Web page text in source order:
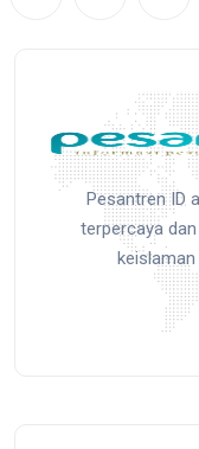
Pesantren ID
terpercaya